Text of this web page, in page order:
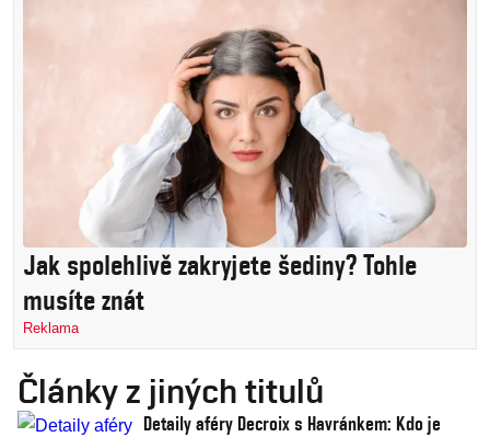
Jak spolehlivě zakryjete šediny? Tohle
musíte znát
Reklama
Články z jiných titulů
Detaily aféry Decroix s Havránkem: Kdo je